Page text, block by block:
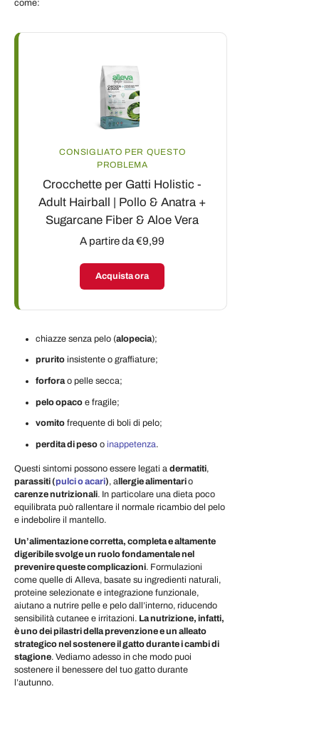
come:
CONSIGLIATO PER QUESTO
PROBLEMA
Crocchette per Gatti Holistic -
Adult Hairball | Pollo & Anatra +
Sugarcane Fiber & Aloe Vera
A partire da €9,99
Acquista ora
chiazze senza pelo (alopecia);
prurito insistente o graffiature;
forforao pelle secca;
pelo opaco e fragile;
vomito frequente di boli di pelo;
perdita di peso o inappetenza.
Questi sintomi possono essere legati a dermatiti,
parassiti (pulci o acari), allergie alimentario
carenze nutrizionali. In particolare una dieta poco
equilibrata può rallentare il normale ricambio del pelo
e indebolire il mantello.
Un’alimentazione corretta, completa e altamente
digeribile svolge un ruolo fondamentale nel
prevenire queste complicazioni. Formulazioni
come quelle di Alleva, basate su ingredienti naturali,
proteine selezionate e integrazione funzionale,
aiutano a nutrire pelle e pelo dall’interno, riducendo
sensibilità cutanee e irritazioni. La nutrizione, infatti,
è uno dei pilastri della prevenzione e un alleato
strategico nel sostenere il gatto durante i cambi di
stagione. Vediamo adesso in che modo puoi
sostenere il benessere del tuo gatto durante
l’autunno.